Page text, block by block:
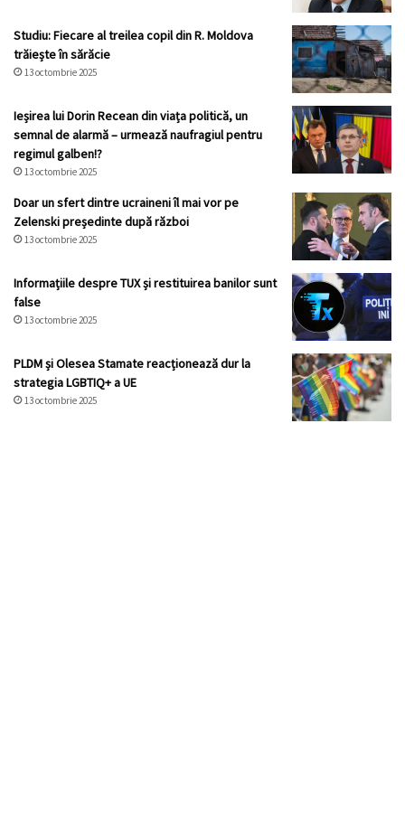
Studiu: Fiecare al treilea copil din R. Moldova
trăiește în sărăcie
13 octombrie 2025
Ieșirea lui Dorin Recean din viața politică, un
semnal de alarmă – urmează naufragiul pentru
regimul galben!?
13 octombrie 2025
Doar un sfert dintre ucraineni îl mai vor pe
Zelenski președinte după război
13 octombrie 2025
Informațiile despre TUX și restituirea banilor sunt
false
13 octombrie 2025
PLDM și Olesea Stamate reacționează dur la
strategia LGBTIQ+ a UE
13 octombrie 2025